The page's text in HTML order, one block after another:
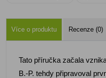
Více o produktu Recenze (0)
Tato příručka začala
B.-P. tehdy připravoval